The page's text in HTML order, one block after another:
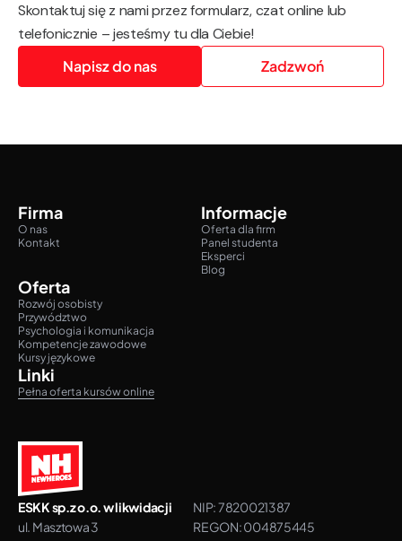
Skontaktuj się z nami przez formularz, czat online lub
telefonicznie – jesteśmy tu dla Ciebie!
Napisz do nas
Zadzwoń
ESKK sp.z o.o. w likwidacji
ul. Masztowa 3
NIP: 7820021387
REGON: 004875445
Firma
O nas
Kontakt
Informacje
Oferta dla firm
Panel studenta
Eksperci
Blog
Oferta
Rozwój osobisty
Przywództwo
Psychologia i komunikacja
Kompetencje zawodowe
Kursy językowe
Linki
Pełna oferta kursów online